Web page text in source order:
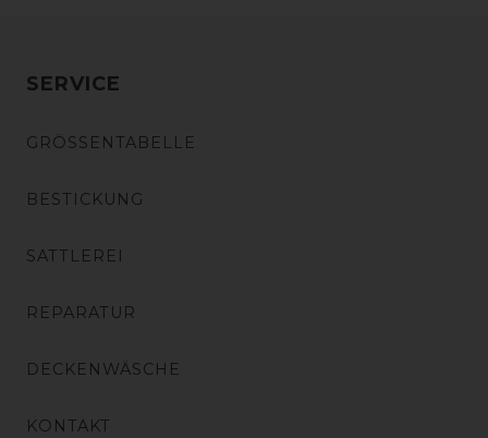
SERVICE
GRÖSSENTABELLE
BESTICKUNG
SATTLEREI
REPARATUR
DECKENWÄSCHE
KONTAKT